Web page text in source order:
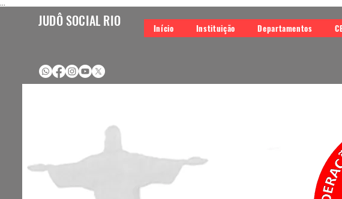
JUDÔ SOCIAL RIO Início Instituição Departamentos